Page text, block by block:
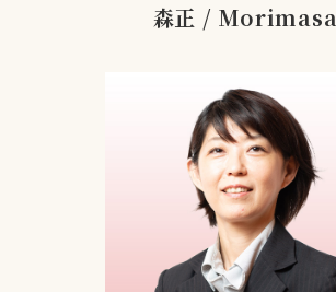
森正 / Morimasa